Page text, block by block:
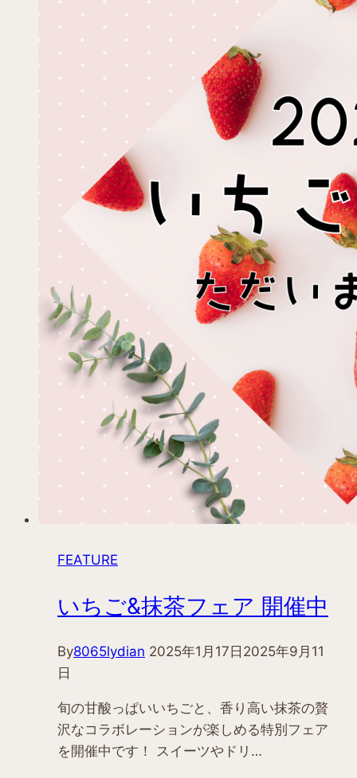
レ
ン
の
ご
紹
介
FEATURE
いちご&抹茶フェア 開催中
By8065lydian 2025年1月17日 2025年9月11
日
旬の甘酸っぱいいちごと、香り高い抹茶の贅
沢なコラボレーションが楽しめる特別フェア
を開催中です！ スイーツやドリ…